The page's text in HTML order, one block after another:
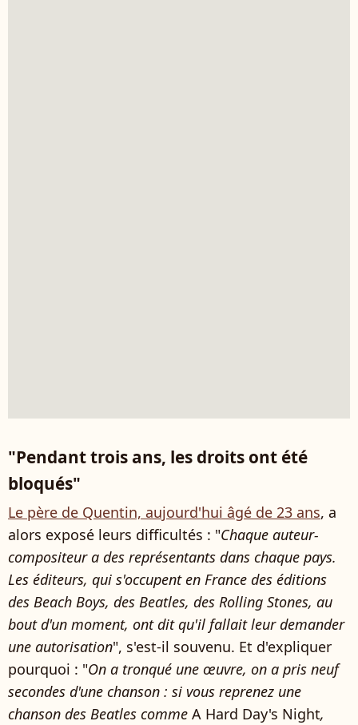
"Pendant trois ans, les droits ont été
bloqués"
Le père de Quentin, aujourd'hui âgé de 23 ans, a
alors exposé leurs difficultés : "Chaque auteur-
compositeur a des représentants dans chaque pays.
Les éditeurs, qui s'occupent en France des éditions
des Beach Boys, des Beatles, des Rolling Stones, au
bout d'un moment, ont dit qu'il fallait leur demander
une autorisation", s'est-il souvenu. Et d'expliquer
pourquoi : "On a tronqué une œuvre, on a pris neuf
secondes d'une chanson : si vous reprenez une
chanson des Beatles comme A Hard Day's Night,